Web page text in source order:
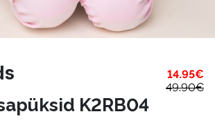
14.95€
49.90€
K2RB04